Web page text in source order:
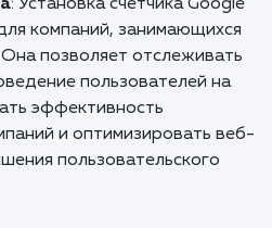
понять
оптимизировать свой
с помощью